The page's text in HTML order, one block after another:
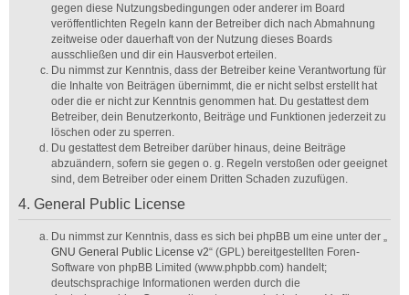
gegen diese Nutzungsbedingungen oder anderer im Board
veröffentlichten Regeln kann der Betreiber dich nach Abmahnung
zeitweise oder dauerhaft von der Nutzung dieses Boards
ausschließen und dir ein Hausverbot erteilen.
Du nimmst zur Kenntnis, dass der Betreiber keine Verantwortung für
die Inhalte von Beiträgen übernimmt, die er nicht selbst erstellt hat
oder die er nicht zur Kenntnis genommen hat. Du gestattest dem
Betreiber, dein Benutzerkonto, Beiträge und Funktionen jederzeit zu
löschen oder zu sperren.
Du gestattest dem Betreiber darüber hinaus, deine Beiträge
abzuändern, sofern sie gegen o. g. Regeln verstoßen oder geeignet
sind, dem Betreiber oder einem Dritten Schaden zuzufügen.
4. General Public License
Du nimmst zur Kenntnis, dass es sich bei phpBB um eine unter der „
GNU General Public License v2“ (GPL) bereitgestellten Foren-
Software von phpBB Limited (www.phpbb.com) handelt;
deutschsprachige Informationen werden durch die